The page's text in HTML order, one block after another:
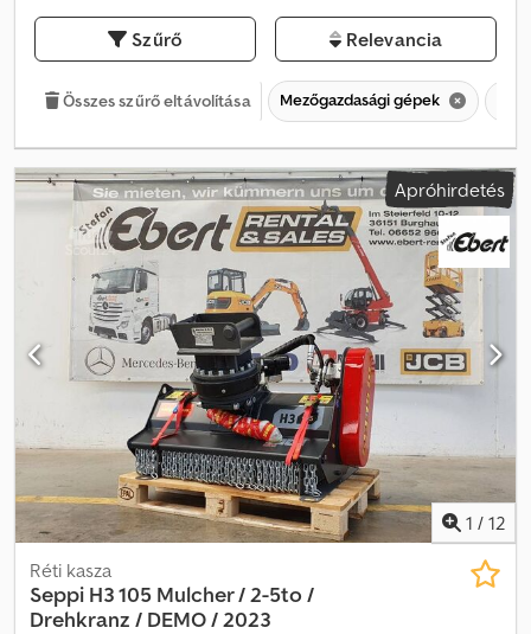
Szűrő Relevancia
Összes szűrő eltávolítása Mezőgazdasági gépek
Apróhirdetés
1 / 12
Réti kasza
Seppi H3 105 Mulcher / 2-5to /
Drehkranz / DEMO / 2023